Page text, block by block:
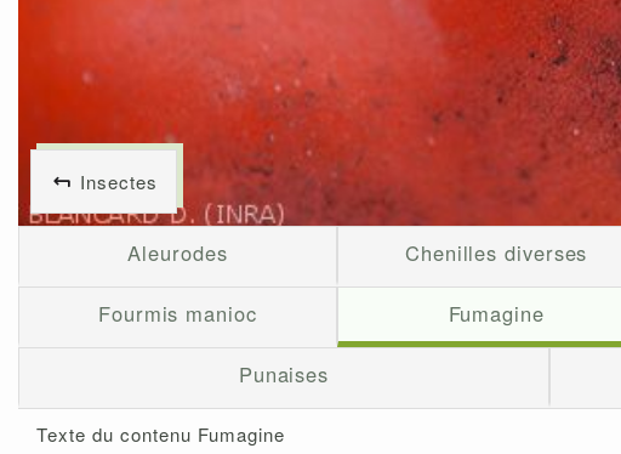
Insectes
Aleurodes Chenilles diverses
Fourmis manioc Fumagine
Punaises
Texte du contenu Fumagine